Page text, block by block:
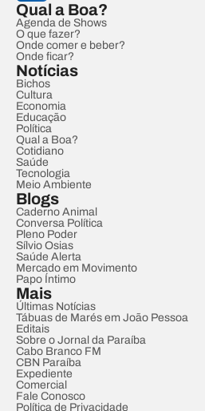
Qual a Boa?
Agenda de Shows
O que fazer?
Onde comer e beber?
Onde ficar?
Notícias
Bichos
Cultura
Economia
Educação
Política
Qual a Boa?
Cotidiano
Saúde
Tecnologia
Meio Ambiente
Blogs
Caderno Animal
Conversa Política
Pleno Poder
Sílvio Osias
Saúde Alerta
Mercado em Movimento
Papo Íntimo
Mais
Últimas Notícias
Tábuas de Marés em João Pessoa
Editais
Sobre o Jornal da Paraíba
Cabo Branco FM
CBN Paraíba
Expediente
Comercial
Fale Conosco
Política de Privacidade